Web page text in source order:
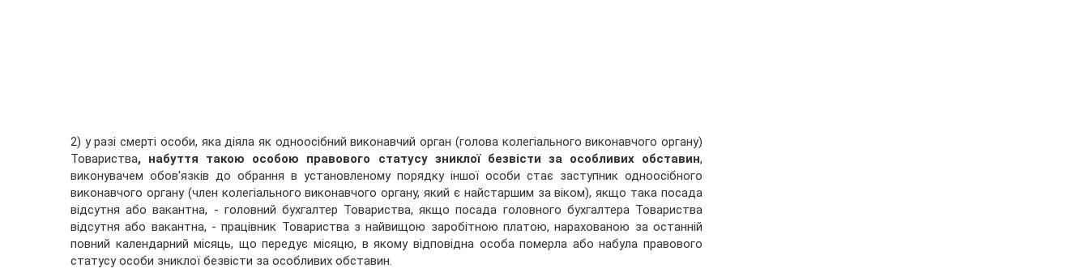
2) у разі смерті особи, яка діяла як одноосібний виконавчий орган (голова колегіального виконавчого органу)
Товариства, набуття такою особою правового статусу зниклої безвісти за особливих обставин,
виконувачем обов'язків до обрання в установленому порядку іншої особи стає заступник одноосібного
виконавчого органу (член колегіального виконавчого органу, який є найстаршим за віком), якщо така посада
відсутня або вакантна, - головний бухгалтер Товариства, якщо посада головного бухгалтера Товариства
відсутня або вакантна, - працівник Товариства з найвищою заробітною платою, нарахованою за останній
повний календарний місяць, що передує місяцю, в якому відповідна особа померла або набула правового
статусу особи зниклої безвісти за особливих обставин.